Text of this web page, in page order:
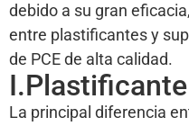
debido a su gran
entre plastificantes y
de PCE de alta calidad.
La principal diferencia